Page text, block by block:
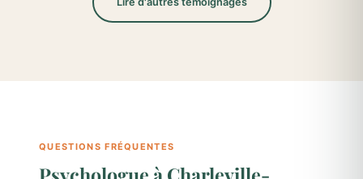
QUESTIONS FRÉQUENTES